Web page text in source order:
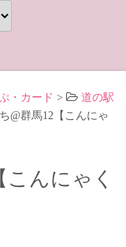
・カード >
道の駅
@群馬12【こんにゃ
んにゃく